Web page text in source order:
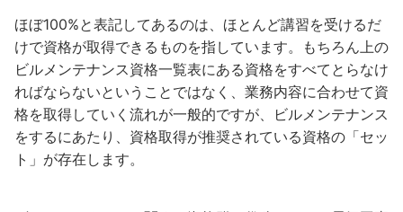
ほぼ100%と表記してあるのは、ほとんど講習を受けるだ
けで資格が取得できるものを指しています。もちろん上の
ビルメンテナンス資格一覧表にある資格をすべてとらなけ
ればならないということではなく、業務内容に合わせて資
格を取得していく流れが一般的ですが、ビルメンテナンス
をするにあたり、資格取得が推奨されている資格の「セッ
ト」が存在します。